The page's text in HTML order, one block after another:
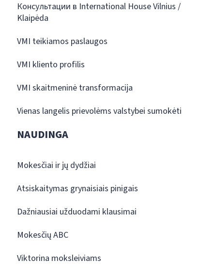
Консультации в International House Vilnius /
Klaipėda
VMI teikiamos paslaugos
VMI kliento profilis
VMI skaitmeninė transformacija
Vienas langelis prievolėms valstybei sumokėti
NAUDINGA
Mokesčiai ir jų dydžiai
Atsiskaitymas grynaisiais pinigais
Dažniausiai užduodami klausimai
Mokesčių ABC
Viktorina moksleiviams